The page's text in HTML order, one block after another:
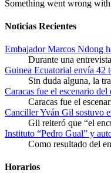
Something went wrong
Noticias Recientes
Embajador Marcos Ndong
Durante una
Guinea Ecuatorial envía 42
Sin duda alguna, la
Caracas fue el escenario
Caracas fue el
Canciller Yván Gil sostuvo
Gil reiteró que “el
Instituto “Pedro Gual” y
Como resultado del
Horarios